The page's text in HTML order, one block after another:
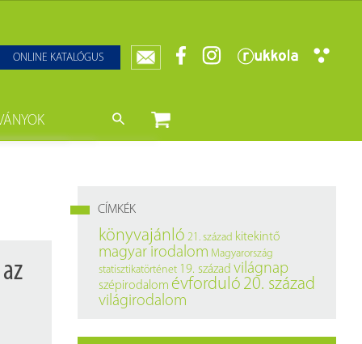
ONLINE KATALÓGUS
CÍMKÉK
könyvajánló 21. század kitekintő
magyar irodalom Magyarország
statisztikatörténet 19. század világnap
szépirodalom évforduló 20. század
világirodalom